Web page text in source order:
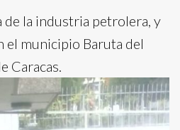
de la industria petrolera, y
el municipio Baruta del
Caracas.